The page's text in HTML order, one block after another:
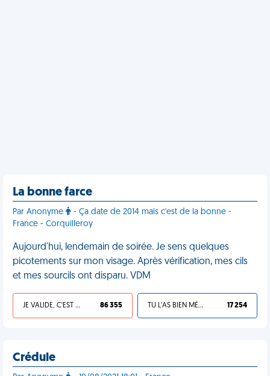
La bonne farce
Par Anonyme
- Ça date de 2014 mais c'est de la bonne -
France - Corquilleroy
Aujourd'hui, lendemain de soirée. Je sens quelques
picotements sur mon visage. Après vérification, mes cils
et mes sourcils ont disparu. VDM
JE VALIDE, C'EST UNE VDM 86 355 TU L'AS BIEN MÉRITÉ 17 254
Crédule